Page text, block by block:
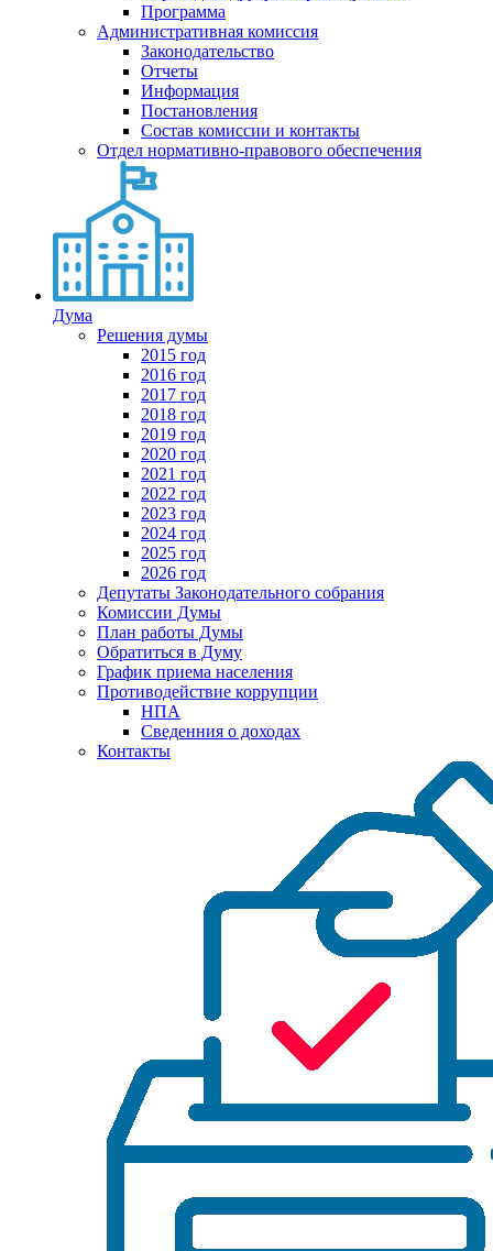
Программа
Административная комиссия
Законодательство
Отчеты
Информация
Постановления
Состав комиссии и контакты
Отдел нормативно-правового обеспечения
Дума
Решения думы
2015 год
2016 год
2017 год
2018 год
2019 год
2020 год
2021 год
2022 год
2023 год
2024 год
2025 год
2026 год
Депутаты Законодательного собрания
Комиссии Думы
План работы Думы
Обратиться в Думу
График приема населения
Противодействие коррупции
НПА
Сведенния о доходах
Контакты